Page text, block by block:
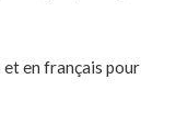
et en français pour